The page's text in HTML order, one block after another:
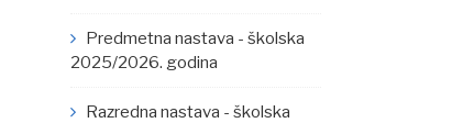
Predmetna nastava - školska
2025/2026. godina
Razredna nastava - školska